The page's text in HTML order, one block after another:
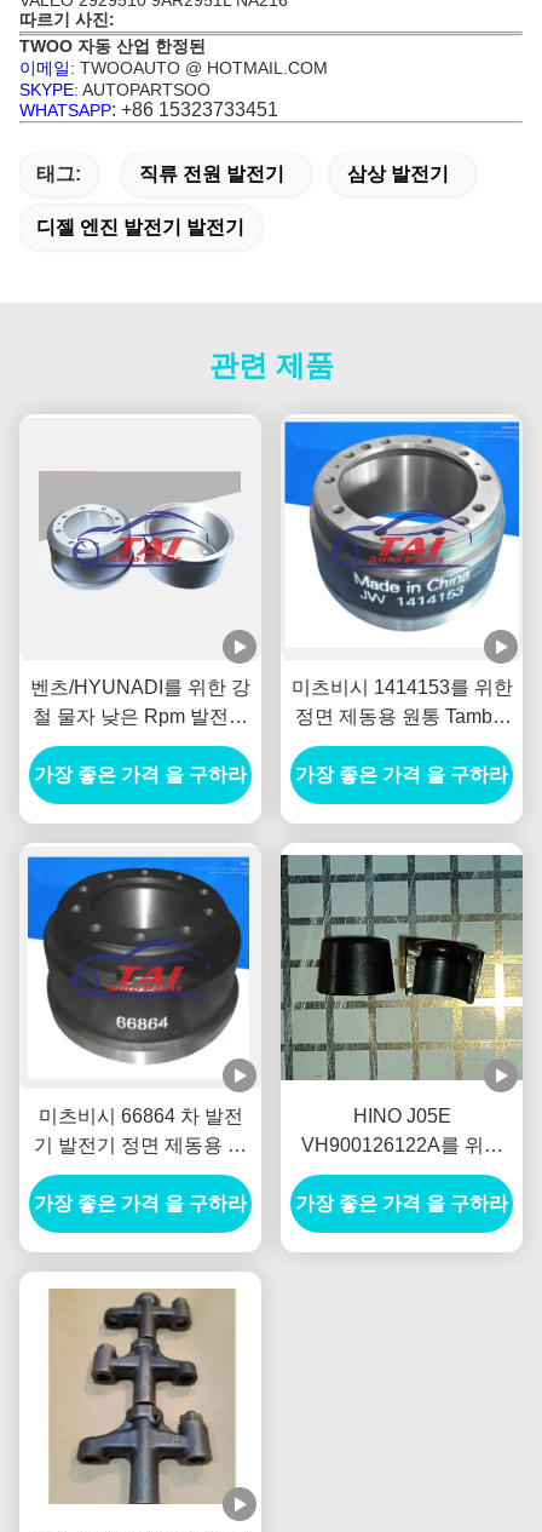
따르기 사진:
TWOO 자동 산업 한정된
이메일: TWOOAUTO @ HOTMAIL.COM
SKYPE: AUTOPARTSOO
WHATSAPP: +86 15323733451
태그: 직류 전원 발전기 삼상 발전기
디젤 엔진 발전기 발전기
관련 제품
벤츠/HYUNADI를 위한 강
철 물자 낮은 Rpm 발전기
SUV 바퀴 허브 내구재
가장 좋은 가격 을 구하라
미츠비시 1414153를 위한
정면 제동용 원통 Tambor
Freno Delantero 직류 전
원 발전기
가장 좋은 가격 을 구하라
미츠비시 66864 차 발전
기 발전기 정면 제동용 원
통 Tambor Freno
Delantero
가장 좋은 가격 을 구하라
HINO J05E
VH900126122A를 위한
벨브 SPG 리테이너 차 발
전기 발전기 새로운 네덜
란드 E385 E215를 잠그십
가장 좋은 가격 을 구하라